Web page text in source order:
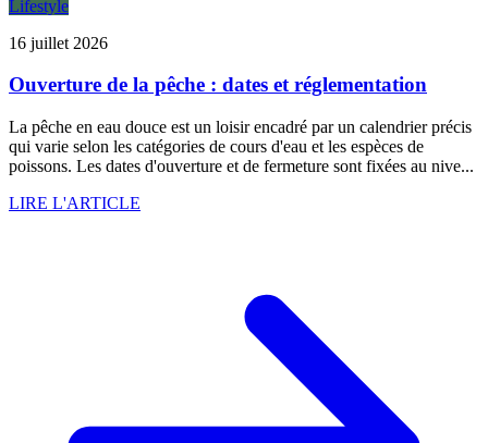
Lifestyle
16 juillet 2026
Ouverture de la pêche : dates et réglementation
La pêche en eau douce est un loisir encadré par un calendrier précis
qui varie selon les catégories de cours d'eau et les espèces de
poissons. Les dates d'ouverture et de fermeture sont fixées au nive...
LIRE L'ARTICLE